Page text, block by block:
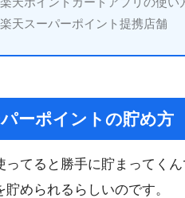
楽天スーパーポイント提携店舗
ーポイントの貯め方
ってると勝手に貯まってく
貯められるらしいのです。